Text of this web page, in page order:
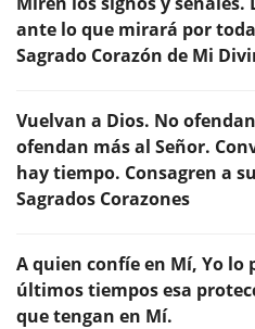
ante lo que mirará por
Sagrado Corazón de Mi
Vuelvan a Dios. No
ofendan más al Señor.
hay tiempo. Consagren a
Sagrados Corazones
A quien confíe en Mí, Yo lo
últimos tiempos esa
que tengan en Mí.